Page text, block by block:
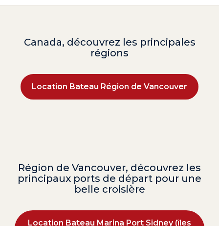
Canada, découvrez les principales
régions
Location Bateau Région de Vancouver
Région de Vancouver, découvrez les
principaux ports de départ pour une
belle croisière
Location Bateau Marina Port Sidney (îles